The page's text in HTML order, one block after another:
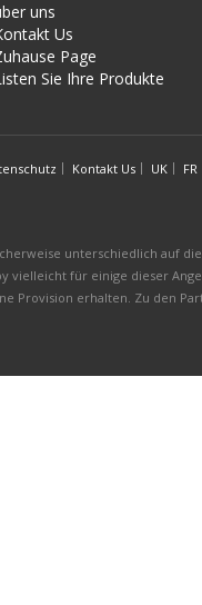
uns
Us
Page
Sie Ihre Produkte
Kontakt Us UK
FR
unterschiedlich auf
vielleicht für einige dieser
Provision erhalten. Zu den